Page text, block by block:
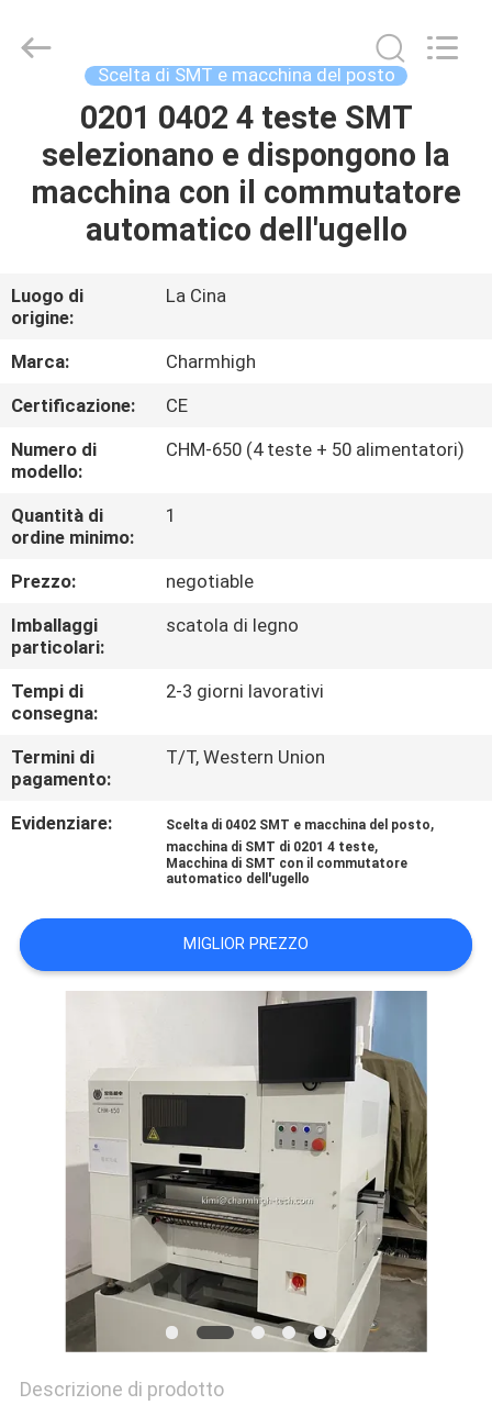
PRODOTTI
SU
DI
NOI
VISITA
ALLA
FABBRICA
CONTROLLO
DELLA
QUALITÀ
CONTATTACI
NOTIZIA
ON
LINE
POLITICA
PRIVACY
CHARMHIGH
Scelta di SMT e macchina del posto
0201 0402 4 teste SMT
selezionano e dispongono la
macchina con il commutatore
automatico dell'ugello
Luogo di
origine:
La Cina
Marca:
Charmhigh
Certificazione:
CE
Numero di
modello:
CHM-650 (4 teste + 50 alimentatori)
Quantità di
ordine minimo:
1
Prezzo:
negotiable
Imballaggi
particolari:
scatola di legno
Tempi di
consegna:
2-3 giorni lavorativi
Termini di
pagamento:
T/T, Western Union
Evidenziare: Scelta di 0402 SMT e macchina del posto,
macchina di SMT di 0201 4 teste,
Macchina di SMT con il commutatore
automatico dell'ugello
MIGLIOR PREZZO
Descrizione di prodotto